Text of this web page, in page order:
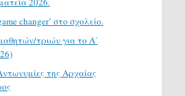
changer’ στο σχολείο.
τριών για το Α΄
της Αρχαίας